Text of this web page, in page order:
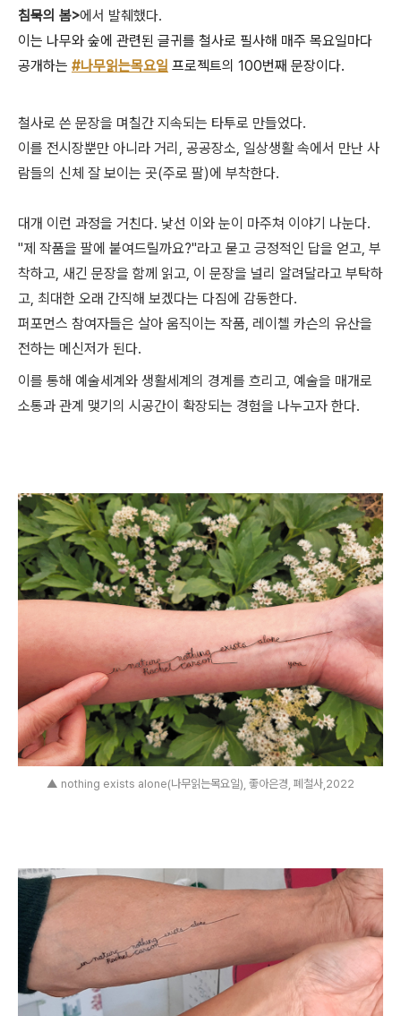
침묵의 봄>에서 발췌했다.
이는 나무와 숲에 관련된 글귀를 철사로 필사해 매주 목요일마다
공개하는 #나무읽는목요일 프로젝트의 100번째 문장이다.
철사로 쓴 문장을 며칠간 지속되는 타투로 만들었다.
이를 전시장뿐만 아니라 거리, 공공장소, 일상생활 속에서 만난 사
람들의 신체 잘 보이는 곳(주로 팔)에 부착한다.
대개 이런 과정을 거친다. 낯선 이와 눈이 마주쳐 이야기 나눈다.
"제 작품을 팔에 붙여드릴까요?"라고 묻고 긍정적인 답을 얻고, 부
착하고, 새긴 문장을 함께 읽고, 이 문장을 널리 알려달라고 부탁하
고, 최대한 오래 간직해 보겠다는 다짐에 감동한다.
퍼포먼스 참여자들은 살아 움직이는 작품, 레이첼 카슨의 유산을
전하는 메신저가 된다.
이를 통해 예술세계와 생활세계의 경계를 흐리고, 예술을 매개로
소통과 관계 맺기의 시공간이 확장되는 경험을 나누고자 한다.
▲ nothing exists alone(나무읽는목요일), 좋아은경, 폐철사,2022